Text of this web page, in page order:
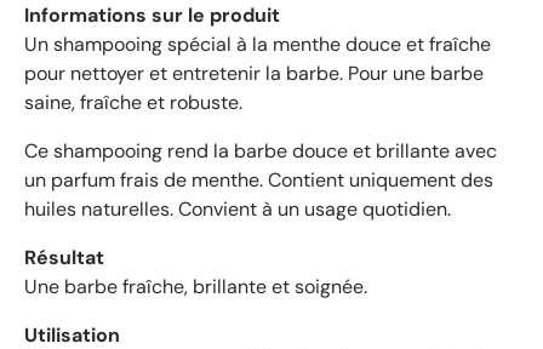
e
m
o
n
n
e
4
Informations sur le produit
Un shampooing spécial à la menthe douce et fraîche
pour nettoyer et entretenir la barbe. Pour une barbe
saine, fraîche et robuste.
Ce shampooing rend la barbe douce et brillante avec
un parfum frais de menthe. Contient uniquement des
huiles naturelles. Convient à un usage quotidien.
Résultat
Une barbe fraîche, brillante et soignée.
Utilisation